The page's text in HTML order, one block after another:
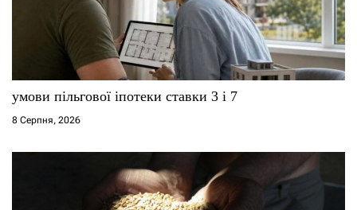
умови пільгової іпотеки ставки 3 і 7
8 Серпня, 2026